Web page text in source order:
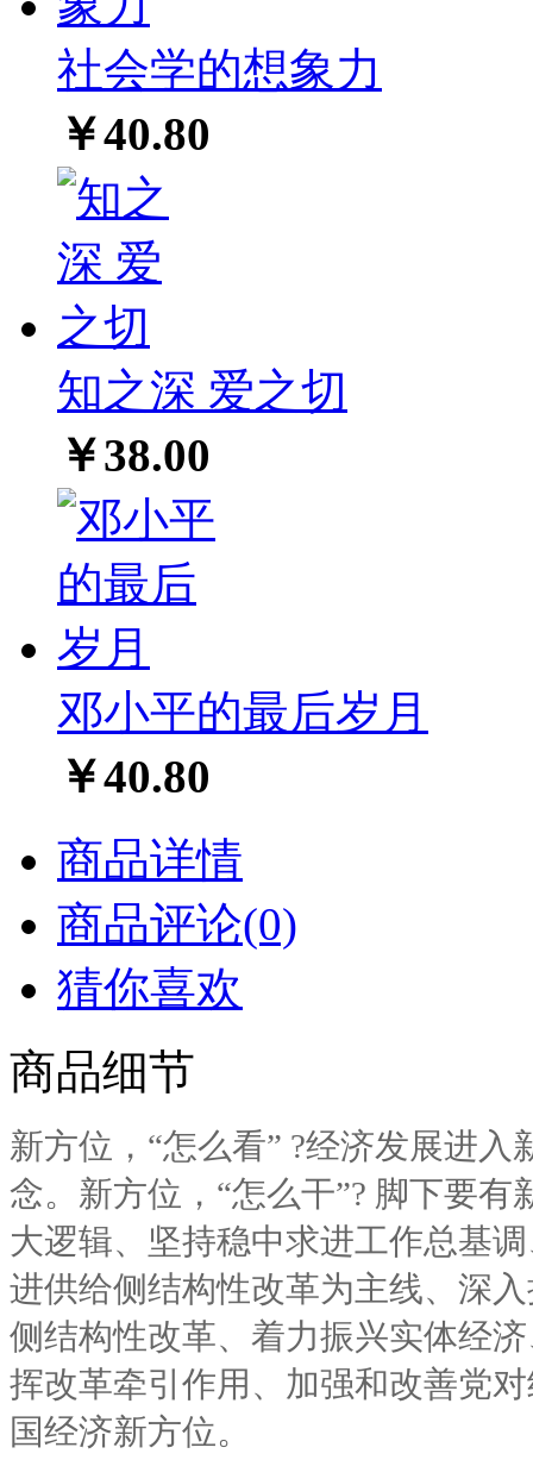
社会学的想象力
￥40.80
知之深 爱之切
￥38.00
邓小平的最后岁月
￥40.80
商品详情
商品评论(0)
猜你喜欢
商品细节
新方位，“怎么看” ?经济发展进
念。新方位，“怎么干”? 脚下要
大逻辑、坚持稳中求进工作总基
进供给侧结构性改革为主线、深
侧结构性改革、着力振兴实体经
挥改革牵引作用、加强和改善党
国经济新方位。